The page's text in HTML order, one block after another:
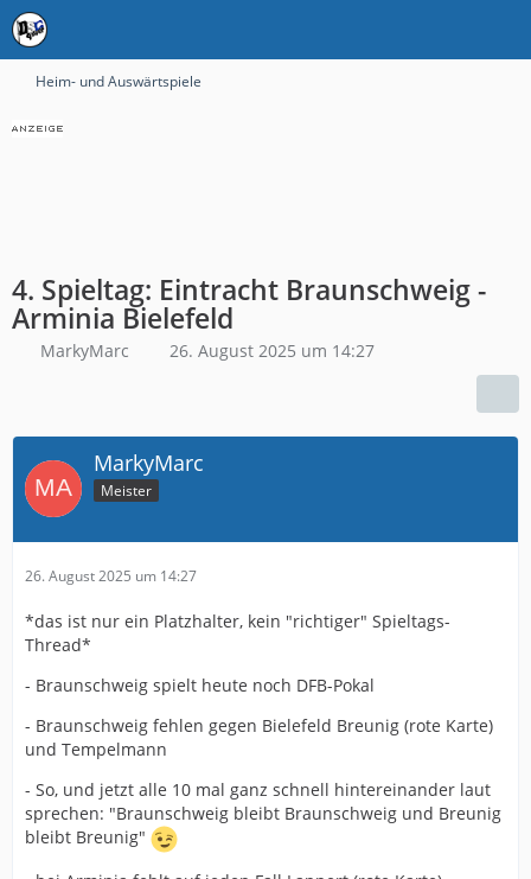
Heim- und Auswärtspiele
4. Spieltag: Eintracht Braunschweig -
Arminia Bielefeld
MarkyMarc 26. August 2025 um 14:27
MarkyMarc
Meister
26. August 2025 um 14:27
*das ist nur ein Platzhalter, kein "richtiger" Spieltags-
Thread*
- Braunschweig spielt heute noch DFB-Pokal
- Braunschweig fehlen gegen Bielefeld Breunig (rote Karte)
und Tempelmann
- So, und jetzt alle 10 mal ganz schnell hintereinander laut
sprechen: "Braunschweig bleibt Braunschweig und Breunig
bleibt Breunig"